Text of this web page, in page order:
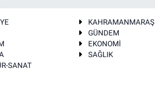
KAHRAMANMARAŞ
GÜNDEM
EKONOMİ
SAĞLIK
SANAT